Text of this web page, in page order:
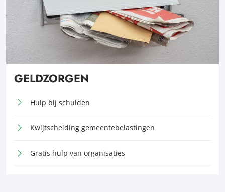
GELDZORGEN
Hulp bij schulden
Kwijtschelding gemeentebelastingen
Gratis hulp van organisaties